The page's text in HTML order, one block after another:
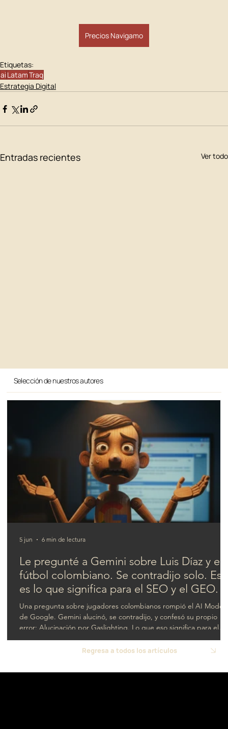
Precios Navigamo
Etiquetas:
aiLatamTraq
Estrategia Digital
Entradas recientes Ver todo
Navigamo y Blancox revolucionan la limpieza
casa.
Selección de nuestros autores
Le pregunté a Gemini sobre Luis Díaz y el
fútbol colombiano. Se contradijo solo.
es lo que significa para el SEO y el GEO.
Una pregunta sobre jugadores colombianos rompió el AI Mode
de Google. Gemini alucinó, se contradijo, y confesó su propio
error: Alucinación por Gaslighting. Lo que eso significa para el
SEO y el GEO.
5 jun 6 min de lectura
Regresa a todos los artículos